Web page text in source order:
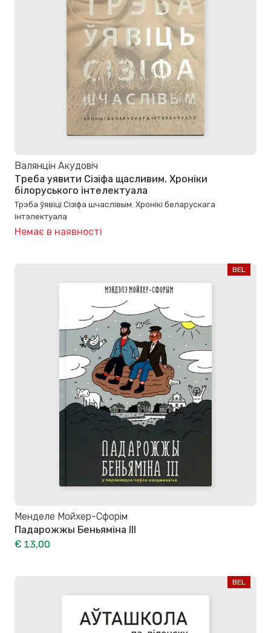
Валянцін Акудовіч
Треба уявити Сізіфа щасливим. Хроніки
білоруського інтелектуала
Трэба ўявіці Сізіфа шчаслівым. Хронікі беларускага
інтэлектуала
Немає в наявності
BEL
Менделе Мойхер-Сфорім
Падарожжы Беньяміна ІІІ
€ 13,00
BEL